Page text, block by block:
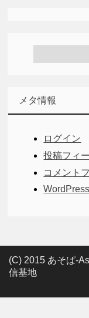
メタ情報
ログイン
投稿フィ
コメント
(C) 2015 あそぱ-
信基地